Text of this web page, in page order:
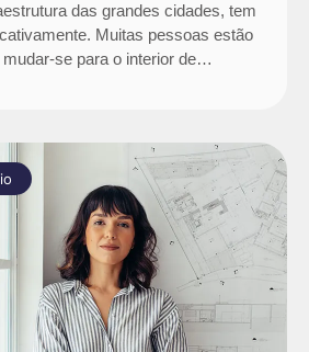
das grandes cidades, tem
Muitas pessoas estão
mudar-se para o interior de…